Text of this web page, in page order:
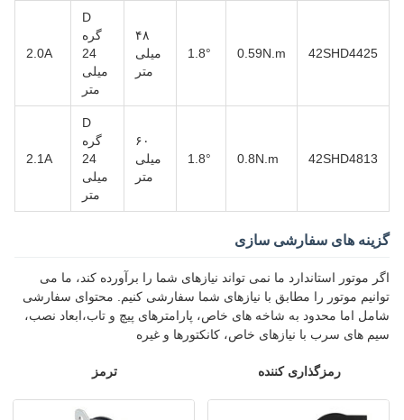
42SHD4425
0.59N.m
1.8°
۴۸
میلی
متر
D
گره
24
میلی
متر
2.0A
42SHD4813
0.8N.m
1.8°
۶۰
میلی
متر
D
گره
24
میلی
متر
2.1A
گزینه های سفارشی سازی
اگر موتور استاندارد ما نمی تواند نیازهای شما را برآورده کند، ما می
توانیم موتور را مطابق با نیازهای شما سفارشی کنیم. محتوای سفارشی
شامل اما محدود به شاخه های خاص، پارامترهای پیچ و تاب،ابعاد نصب،
سیم های سرب با نیازهای خاص، کانکتورها و غیره
رمزگذاری کننده ترمز